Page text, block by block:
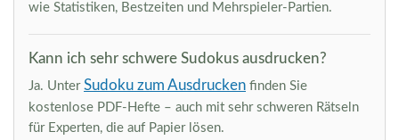
wie Statistiken, Bestzeiten und Mehrspieler-Partien.
Kann ich sehr schwere Sudokus ausdrucken?
Ja. Unter Sudoku zum Ausdrucken finden Sie
kostenlose PDF-Hefte – auch mit sehr schweren Rätseln
für Experten, die auf Papier lösen.